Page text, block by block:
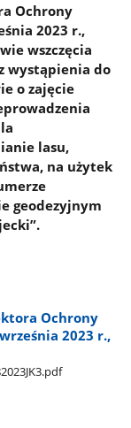
Ochrony
2023 r.,
wszczęcia
wystąpienia do
o zajęcie
lasu,
na użytek
geodezyjnym
Ochrony
2023 r.,